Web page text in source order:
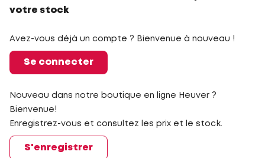
votre stock
Avez-vous déjà un compte ? Bienvenue à nouveau !
Se connecter
Nouveau dans notre boutique en ligne Heuver ?
Bienvenue!
Enregistrez-vous et consultez les prix et le stock.
S'enregistrer